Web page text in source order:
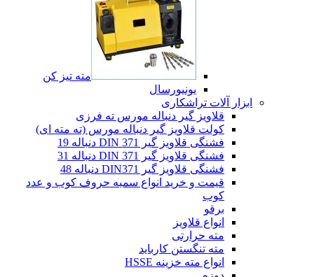
مته تیز کن
یونیورسال
ابزار آلات تراشکاری
قلاویز گیر دنباله مورس ته فرزی
کولت قلاویز گیر دنباله مورس (ته مته ای)
فشنگی قلاویز گیر DIN 371 دنباله 19
فشنگی قلاویز گیر DIN 371 دنباله 31
فشنگی قلاویز گیر DIN371 دنباله 48
قیمت و خرید انواع سمبه حروف کوب و عدد
کوب
برقو
انواع قلاویز
مته حرارتی
مته تنگستن کارباید
انواع مته خزینه HSSE